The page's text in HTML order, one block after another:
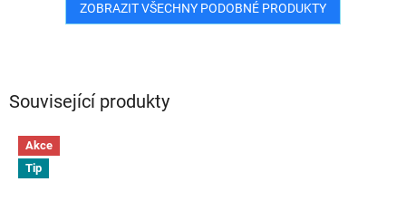
Související produkty
Akce
Tip
ZOBRAZIT VŠECHNY PODOBNÉ PRODUKTY